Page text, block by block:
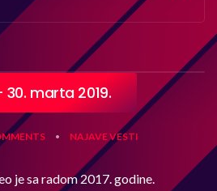
30. marta 2019.
• NAJAVEVESTI
je sa radom 2017. godine.